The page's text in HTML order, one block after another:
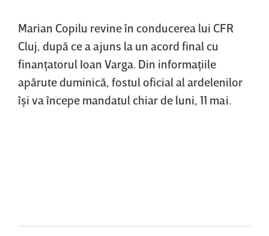
Marian Copilu revine în conducerea lui CFR
Cluj, după ce a ajuns la un acord final cu
finanţatorul Ioan Varga. Din informaţiile
apărute duminică, fostul oficial al ardelenilor
îşi va începe mandatul chiar de luni, 11 mai.